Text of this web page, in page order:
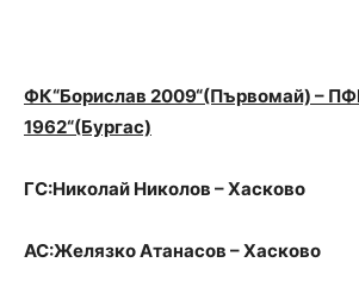
ФК“Борислав 2009“(Първомай) –
1962“(Бургас)
ГС:Николай Николов – Хасково
АС:Желязко Атанасов – Хасково